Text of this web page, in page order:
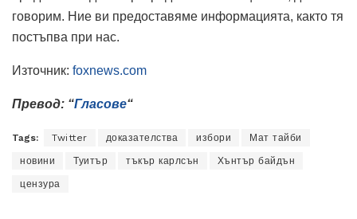
говорим. Ние ви предоставяме информацията, както тя
постъпва при нас.
Източник: foxnews.com
Превод: “Гласове“
Tags: Twitter доказателства избори Мат тайби
новини Туитър тъкър карлсън Хънтър байдън
цензура